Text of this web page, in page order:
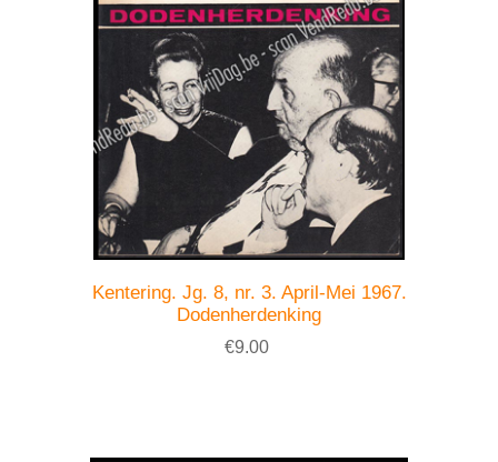
Kentering. Jg. 8, nr. 3. April-Mei 1967.
Dodenherdenking
€9.00